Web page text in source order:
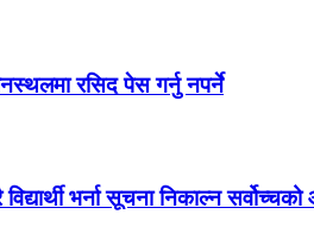
रसिद पेस गर्नु नपर्ने
भर्ना सूचना निकाल्न